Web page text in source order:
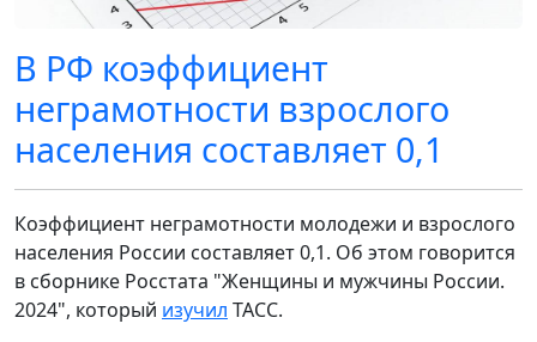
В РФ коэффициент
неграмотности взрослого
населения составляет 0,1
Коэффициент неграмотности молодежи и взрослого
населения России составляет 0,1. Об этом говорится
в сборнике Росстата "Женщины и мужчины России.
2024", который изучил ТАСС.